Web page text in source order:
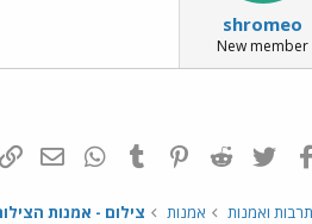
shromeo
New member
פייסבוק Twitter
Reddit
Pinterest
Tumblr
WhatsApp
תרבות ואמנות אמנות צילום - אמנות